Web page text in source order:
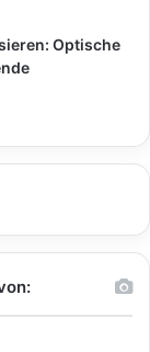
Optische